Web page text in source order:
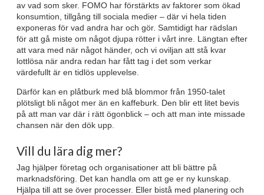
av vad som sker. FOMO har förstärkts av faktorer som ökad
konsumtion, tillgång till sociala medier – där vi hela tiden
exponeras för vad andra har och gör. Samtidigt har rädslan
för att gå miste om något djupa rötter i vårt inre. Längtan efter
att vara med när något händer, och vi oviljan att stå kvar
lottlösa när andra redan har fått tag i det som verkar
värdefullt är en tidlös upplevelse.
Därför kan en plåtburk med blå blommor från 1950-talet
plötsligt bli något mer än en kaffeburk. Den blir ett litet bevis
på att man var där i rätt ögonblick – och att man inte missade
chansen när den dök upp.
Vill du lära dig mer?
Jag hjälper företag och organisationer att bli bättre på
marknadsföring. Det kan handla om att ge er ny kunskap.
Hjälpa till att se över processer. Eller bistå med planering och